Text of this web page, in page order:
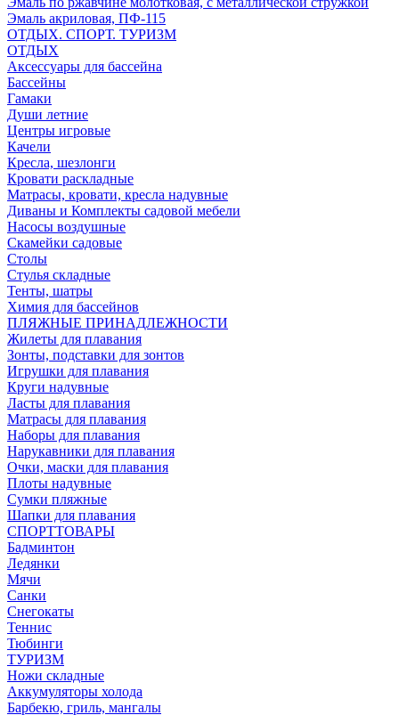
Эмаль акриловая, ПФ-115
ОТДЫХ. СПОРТ. ТУРИЗМ
ОТДЫХ
Аксессуары для бассейна
Бассейны
Гамаки
Души летние
Центры игровые
Качели
Кресла, шезлонги
Кровати раскладные
Матрасы, кровати, кресла надувные
Диваны и Комплекты садовой мебели
Насосы воздушные
Скамейки садовые
Столы
Стулья складные
Тенты, шатры
Химия для бассейнов
ПЛЯЖНЫЕ ПРИНАДЛЕЖНОСТИ
Жилеты для плавания
Зонты, подставки для зонтов
Игрушки для плавания
Круги надувные
Ласты для плавания
Матрасы для плавания
Наборы для плавания
Нарукавники для плавания
Очки, маски для плавания
Плоты надувные
Сумки пляжные
Шапки для плавания
СПОРТТОВАРЫ
Бадминтон
Ледянки
Мячи
Санки
Снегокаты
Теннис
Тюбинги
ТУРИЗМ
Ножи складные
Аккумуляторы холода
Барбекю, гриль, мангалы